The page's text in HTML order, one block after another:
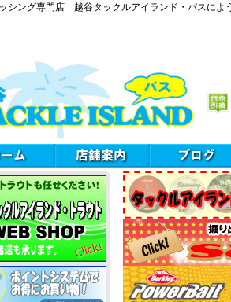
シング専門店 越谷タックルアイランド・バスによ